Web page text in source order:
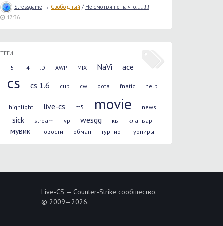
Stressgame → Свободный / Не смотря не на что......!!!
17:36
ТЕГИ
-5
-4 :D AWP MIX NaVi ace
cs cs 1.6 cup cw dota fnatic help
highlight live-cs m5 movie news
sick stream vp wesgg кв кланвар
мувик новости обман турнир турниры
Live-CS — Counter-Strike сообщество.
© 2009—2026.